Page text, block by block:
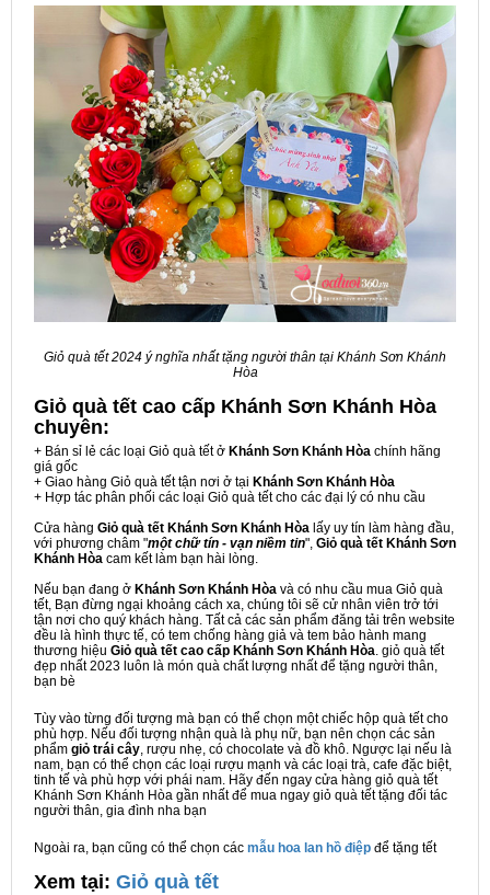
Giỏ quà tết 2024 ý nghĩa nhất tặng người thân tại Khánh Sơn Khánh
Hòa
Giỏ quà tết cao cấp Khánh Sơn Khánh Hòa
chuyên:
+ Bán sỉ lẻ các loại Giỏ quà tết ở Khánh Sơn Khánh Hòa chính hãng
giá gốc
+ Giao hàng Giỏ quà tết tận nơi ở tại Khánh Sơn Khánh Hòa
+ Hợp tác phân phối các loại Giỏ quà tết cho các đại lý có nhu cầu
Cửa hàng Giỏ quà tết Khánh Sơn Khánh Hòa lấy uy tín làm hàng đầu,
với phương châm "một chữ tín - vạn niềm tin", Giỏ quà tết Khánh Sơn
Khánh Hòa cam kết làm bạn hài lòng.
Nếu bạn đang ở Khánh Sơn Khánh Hòa và có nhu cầu mua Giỏ quà
tết, Bạn đừng ngại khoảng cách xa, chúng tôi sẽ cử nhân viên trở tới
tận nơi cho quý khách hàng. Tất cả các sản phẩm đăng tải trên website
đều là hình thực tế, có tem chống hàng giả và tem bảo hành mang
thương hiệu Giỏ quà tết cao cấp Khánh Sơn Khánh Hòa. giỏ quà tết
đẹp nhất 2023 luôn là món quà chất lượng nhất để tặng người thân,
bạn bè
Tùy vào từng đối tượng mà bạn có thể chọn một chiếc hộp quà tết cho
phù hợp. Nếu đối tượng nhận quà là phụ nữ, bạn nên chọn các sản
phẩm giỏ trái cây, rượu nhẹ, có chocolate và đồ khô. Ngược lại nếu là
nam, bạn có thể chọn các loại rượu mạnh và các loại trà, cafe đặc biệt,
tinh tế và phù hợp với phái nam. Hãy đến ngay cửa hàng giỏ quà tết
Khánh Sơn Khánh Hòa gần nhất để mua ngay giỏ quà tết tặng đối tác
người thân, gia đình nha bạn
Ngoài ra, bạn cũng có thể chọn các mẫu hoa lan hồ điệp để tặng tết
Xem tại: Giỏ quà tết